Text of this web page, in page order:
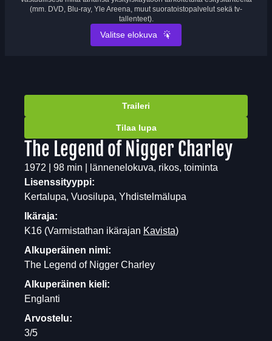
(mm. DVD, Blu-ray, Yle Areena, muut suoratoistopalvelut sekä tv-
tallenteet).
Valitse elokuva
Traileri
Tilaa lupa
The Legend of Nigger Charley
1972 | 98 min | lännenelokuva, rikos, toiminta
Lisenssityyppi:
Kertalupa, Vuosilupa, Yhdistelmälupa
Ikäraja:
K16 (Varmistathan ikärajan Kavista)
Alkuperäinen nimi:
The Legend of Nigger Charley
Alkuperäinen kieli:
Englanti
Arvostelu:
3/5